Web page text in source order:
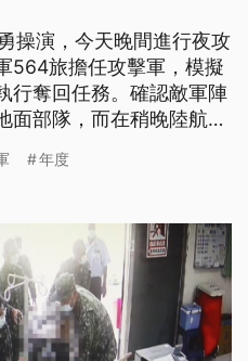
操演，今天晚間進行夜攻
564旅擔任攻擊軍，模擬
行奪回任務。確認敵軍陣
面部隊，而在稍晚陸航再
槍飛彈，直攻敵方的反裝
後，明天登場的日攻將進
三軍
年度